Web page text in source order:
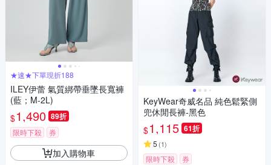
★速★下單現折188
ILEY伊蕾 氣質綁帶垂墜長寬褲
(藍；M-2L)
$1,490 89折
限時下殺 券
加入購物車
KeyWear奇威名品 純色鬆緊側
兜休閒長褲-黑色
$1,115 61折
5 (1)
限時下殺 券